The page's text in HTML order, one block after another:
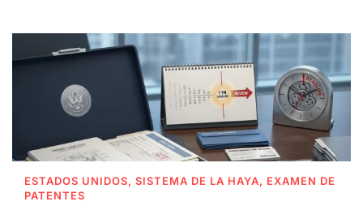
ESTADOS UNIDOS, SISTEMA DE LA HAYA, EXAMEN DE
PATENTES